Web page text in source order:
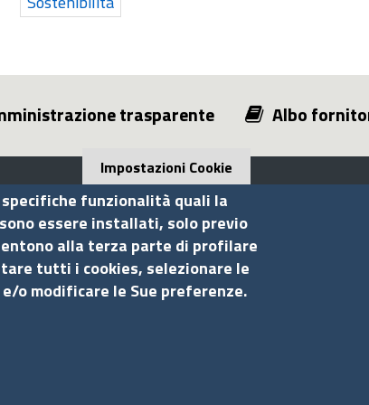
trasparente Albo
su
Impostazioni Cookie
funzionalità quali la
essere installati, solo previo
alla terza parte di profilare
tutti i cookies, selezionare le
o modificare le Sue preferenze.